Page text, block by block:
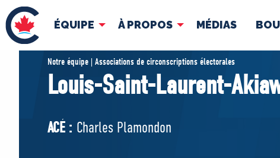
ÉQUIPE À PROPOS MÉDIAS
ÉQUIPE
Pierre Poilievre
Cabinet fantôme
À
Notre équipe | Associations de circonscriptions électorales
Louis-Saint-Laurent-
ACÉ : Charles Plamondon